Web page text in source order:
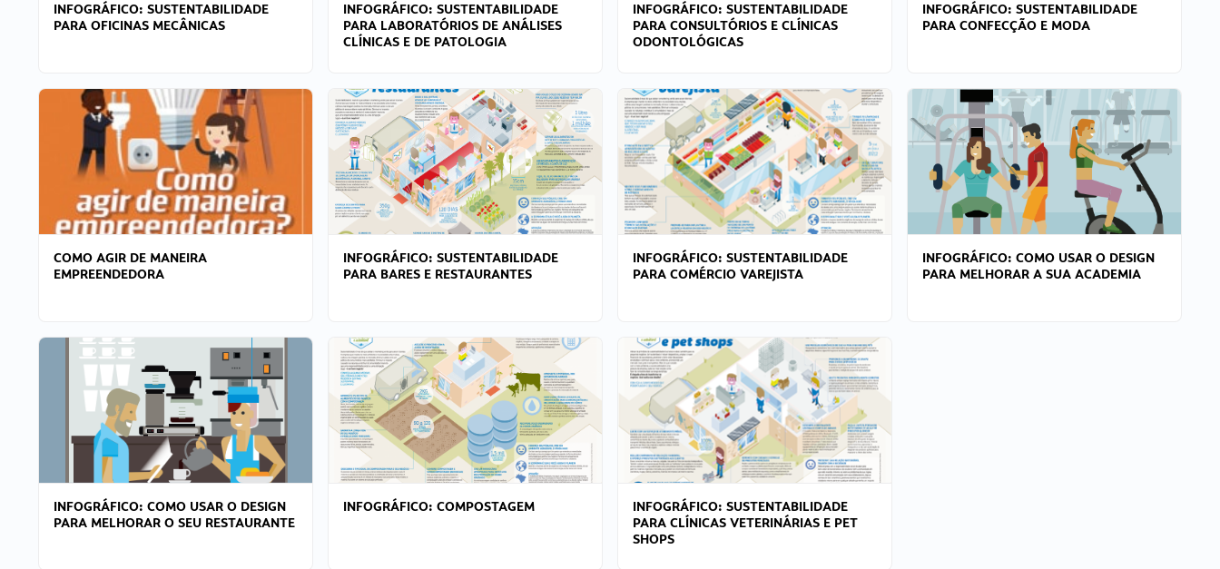
INFOGRÁFICO: SUSTENTABILIDADE
PARA OFICINAS MECÂNICAS
INFOGRÁFICO: SUSTENTABILIDADE
PARA LABORATÓRIOS DE ANÁLISES
CLÍNICAS E DE PATOLOGIA
INFOGRÁFICO: SUSTENTABILIDADE
PARA CONSULTÓRIOS E CLÍNICAS
ODONTOLÓGICAS
INFOGRÁFICO: SUSTENTABILIDADE
PARA CONFECÇÃO E MODA
COMO AGIR DE MANEIRA
EMPREENDEDORA
INFOGRÁFICO: SUSTENTABILIDADE
PARA BARES E RESTAURANTES
INFOGRÁFICO: SUSTENTABILIDADE
PARA COMÉRCIO VAREJISTA
INFOGRÁFICO: COMO USAR O DESIGN
PARA MELHORAR A SUA ACADEMIA
INFOGRÁFICO: COMO USAR O DESIGN
PARA MELHORAR O SEU RESTAURANTE
INFOGRÁFICO: COMPOSTAGEM
INFOGRÁFICO: SUSTENTABILIDADE
PARA CLÍNICAS VETERINÁRIAS E PET
SHOPS